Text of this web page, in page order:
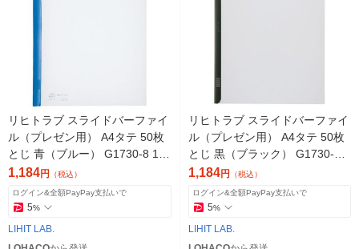
リヒトラブ スライドバーファイ
ル（プレゼン用） A4タテ 50枚
とじ 青（ブルー） G1730-8 10
冊
1,184円 （税込）
ログイン&全額PayPay支払いで
5%
LIHIT LAB.
リヒトラブ スライドバーファイ
ル（プレゼン用） A4タテ 50枚
とじ 黒（ブラック） G1730-24
1袋（10冊入）
1,184円 （税込）
ログイン&全額PayPay支払いで
5%
LIHIT LAB.